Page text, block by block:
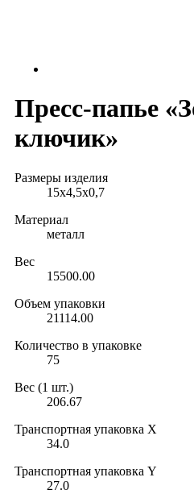
Пресс-папье
ключик»
Размеры изделия
15х4,5х0,7
Материал
металл
Вес
15500.00
Объем упаковки
21114.00
Количество в упаковке
75
Вес (1 шт.)
206.67
Транспортная упаковка X
34.0
Транспортная упаковка Y
27.0